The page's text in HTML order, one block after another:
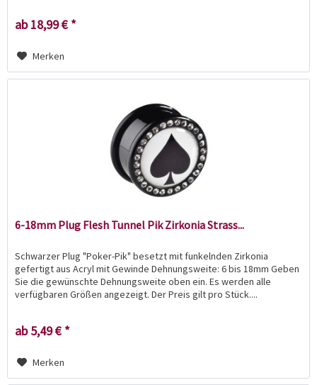
ab 18,99 € *
Merken
6-18mm Plug Flesh Tunnel Pik Zirkonia Strass...
Schwarzer Plug "Poker-Pik" besetzt mit funkelnden Zirkonia
gefertigt aus Acryl mit Gewinde Dehnungsweite: 6 bis 18mm Geben
Sie die gewünschte Dehnungsweite oben ein. Es werden alle
verfügbaren Größen angezeigt. Der Preis gilt pro Stück....
ab 5,49 € *
Merken